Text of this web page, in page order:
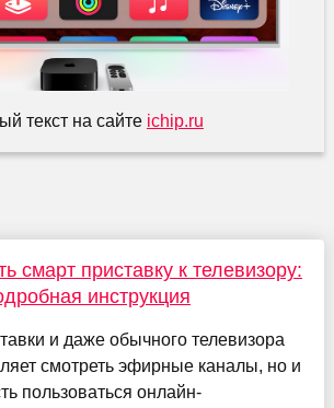
текст на сайте ichip.ru
смарт приставку к телевизору:
инструкция
и даже обычного телевизора
смотреть эфирные каналы, но и
пользоваться онлайн-